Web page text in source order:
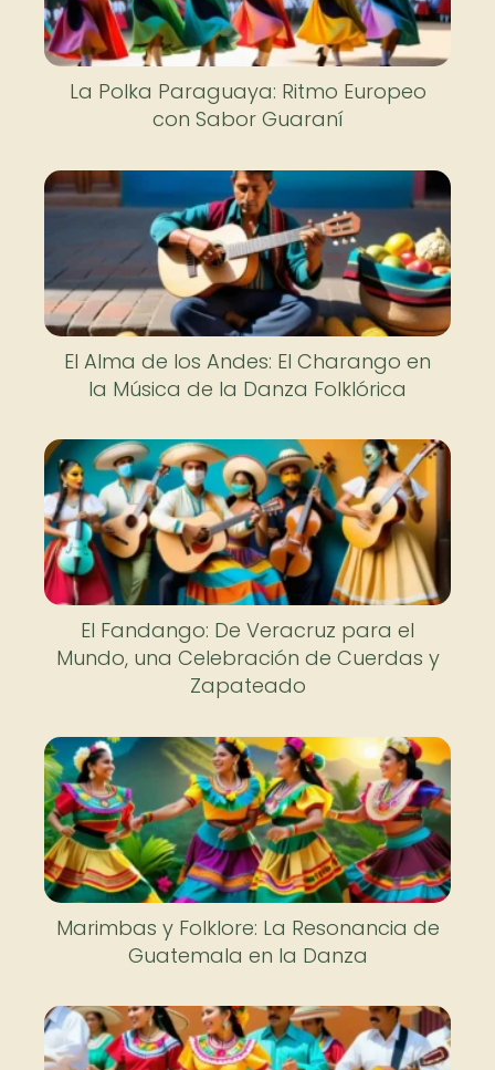
La Polka Paraguaya: Ritmo Europeo
con Sabor Guaraní
El Alma de los Andes: El Charango en
la Música de la Danza Folklórica
El Fandango: De Veracruz para el
Mundo, una Celebración de Cuerdas y
Zapateado
Marimbas y Folklore: La Resonancia de
Guatemala en la Danza